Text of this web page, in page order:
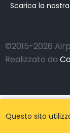
Scarica la
©2015-2026
Realizzato da
Questo sito